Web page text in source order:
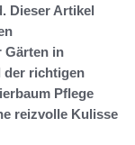
Dieser Artikel
Gärten in
der richtigen
Pflege
reizvolle Kulisse